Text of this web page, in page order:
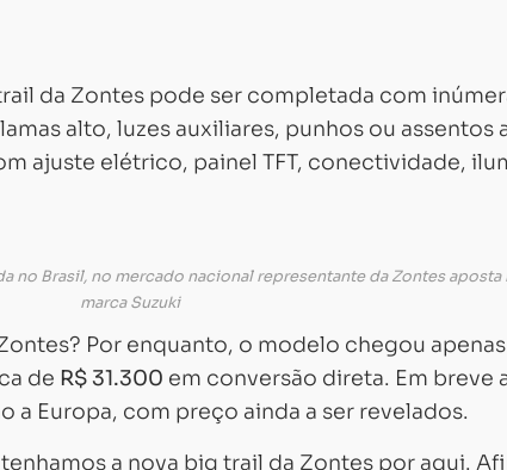
da Zontes pode ser completada com
alto, luzes auxiliares, punhos ou assentos
ajuste elétrico, painel TFT, conectividade,
no Brasil, no mercado nacional representante da Zontes
marca Suzuki
Por enquanto, o modelo chegou apenas
de R$ 31.300 em conversão direta. Em breve
Europa, com preço ainda a ser revelados.
a nova big trail da Zontes por aqui.